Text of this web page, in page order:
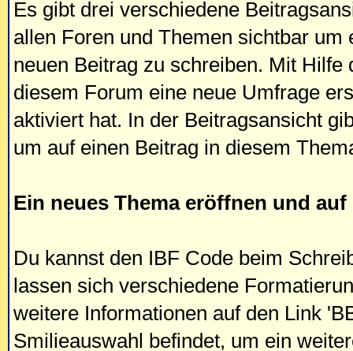
Es gibt drei verschiedene
allen Foren und Themen sichtbar
neuen Beitrag zu schreiben. Mit
diesem Forum eine neue Umfrage
aktiviert hat. In der Beitragsansicht
um auf einen Beitrag in diesem
Ein neues Thema eröffnen und
Du kannst den IBF Code beim
lassen sich verschiedene
weitere Informationen auf den Link
Smilieauswahl befindet, um ein